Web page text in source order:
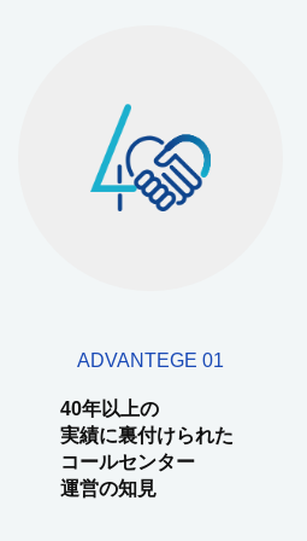
ADVANTEGE 01
40年以上の
実績に裏付けられた
コールセンター
運営の知見